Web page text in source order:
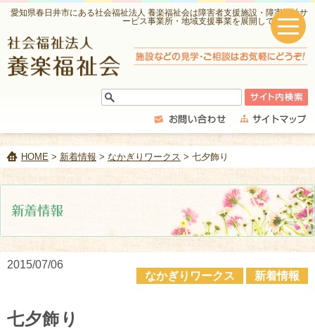
愛知県春日井市にある社会福祉法人 養楽福祉会は障害者支援施設・障害福祉サ
ービス事業所・地域支援事業を展開しています。
HOME > 新着情報 > なかぎりワークス > 七夕飾り
2015/07/06
なかぎりワークス
新着情報
七夕飾り